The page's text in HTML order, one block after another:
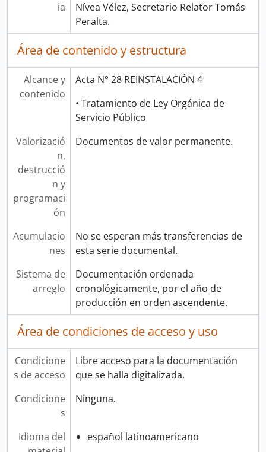
ia
Nívea Vélez, Secretario Relator Tomás
Peralta.
Área de contenido y estructura
Alcance y
contenido
Acta N° 28 REINSTALACIÓN 4
• Tratamiento de Ley Orgánica de
Servicio Público
Valorizació
n,
destrucció
n y
programaci
ón
Documentos de valor permanente.
Acumulacio
nes
No se esperan más transferencias de
esta serie documental.
Sistema de
arreglo
Documentación ordenada
cronológicamente, por el año de
producción en orden ascendente.
Área de condiciones de acceso y uso
Condicione
s de acceso
Libre acceso para la documentación
que se halla digitalizada.
Condicione
s
Ninguna.
Idioma del
español latinoamericano